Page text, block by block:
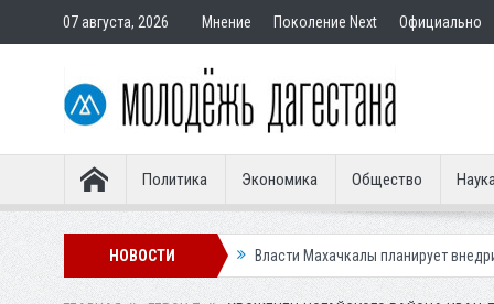
07 августа, 2026 Мнение Поколение Next Официально
Политика Экономика Общество
НОВОСТИВласти Махачкалы планирует внедрить новую